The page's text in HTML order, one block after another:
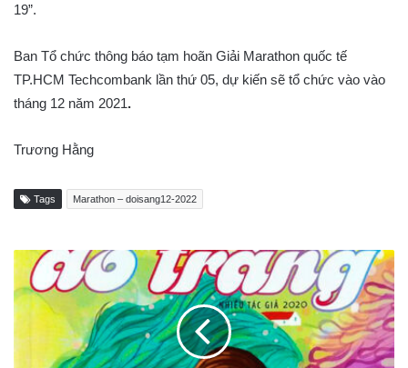
19”.
Ban Tổ chức thông báo tạm hoãn Giải Marathon quốc tế
TP.HCM Techcombank lần thứ 05, dự kiến sẽ tổ chức vào vào
tháng 12 năm 2021.
Trương Hằng
Tags Marathon – doisang12-2022